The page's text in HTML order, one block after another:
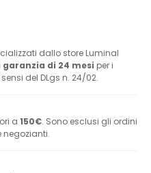
dallo store Luminal
garanzia di 24 mesi per i
del DLgs n. 24/02.
a 150€. Sono esclusi gli ordini
negozianti.